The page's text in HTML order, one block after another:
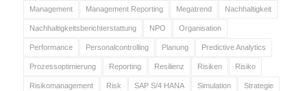
Management Management Reporting Megatrend Nachhaltigkeit
Nachhaltigkeitsberichterstattung NPO Organisation
Performance Personalcontrolling Planung Predictive Analytics
Prozessoptimierung Reporting Resilienz Risiken Risiko
Risikomanagement Risk SAP S/4 HANA Simulation Strategie